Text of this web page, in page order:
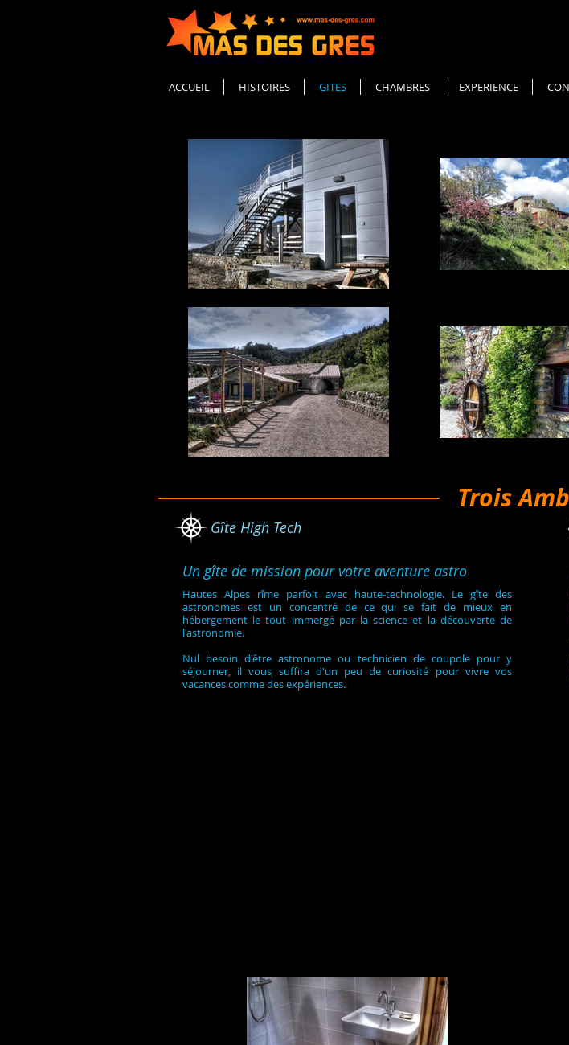
ACCUEIL HISTOIRES GITES CHAMBRES EXPERIENCE
Gîte High Tech
Trois
Un gîte de mission pour votre aventure astro
Hautes Alpes rîme parfoit avec haute-technologie. Le gîte des
astronomes est un concentré de ce qui se fait de mieux en
hébergement le tout immergé par la science et la découverte de
l'astronomie.
Nul besoin d'être astronome ou technicien de coupole pour y
séjourner, il vous suffira d'un peu de curiosité pour vivre vos
vacances comme des expériences.